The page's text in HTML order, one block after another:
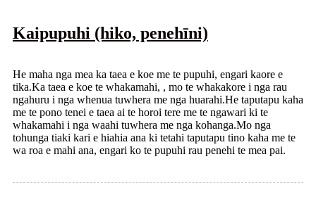
Kaipupuhi (hiko, penehīni)
He maha nga mea ka taea e koe me te pupuhi, engari kaore e
tika.Ka taea e koe te whakamahi, , mo te whakakore i nga rau
ngahuru i nga whenua tuwhera me nga huarahi.He taputapu kaha
me te pono tenei e taea ai te horoi tere me te ngawari ki te
whakamahi i nga waahi tuwhera me nga kohanga.Mo nga
tohunga tiaki kari e hiahia ana ki tetahi taputapu tino kaha me te
wa roa e mahi ana, engari ko te pupuhi rau penehi te mea pai.